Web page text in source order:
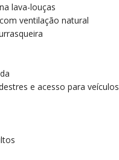
lava-louças
ventilação natural
e acesso para veículos